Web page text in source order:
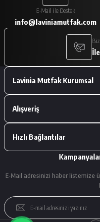
Paketleme çok iyiydi. Ürünler tam
istediğimiz gibiydi.
A... V... | 29/01/2026
Deneyimini Paylaş
E-Mail ile Destek
info@laviniamutfak.com
Lavinia Mutfak Kurumsal
Alışveriş
Hızlı Bağlantılar
E-Mail adresinizi haber listemize